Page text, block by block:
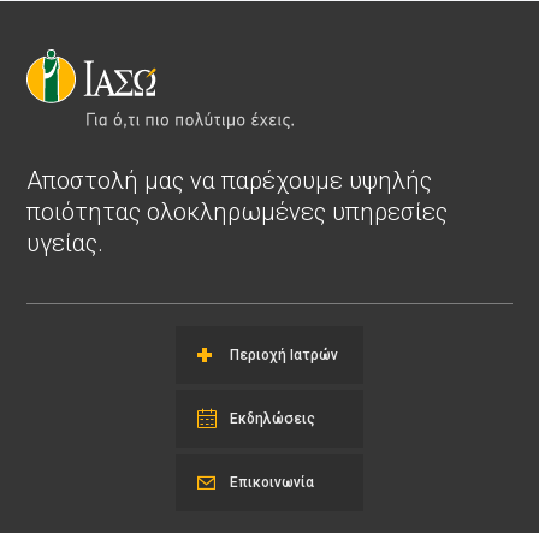
Αποστολή μας να παρέχουμε υψηλής
ποιότητας ολοκληρωμένες υπηρεσίες
υγείας.
Περιοχή Ιατρών
Εκδηλώσεις
Επικοινωνία